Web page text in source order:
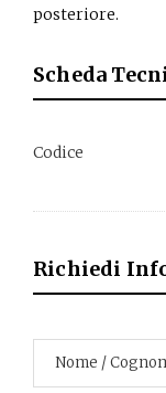
posteriore.
Scheda
Codice
Richiedi